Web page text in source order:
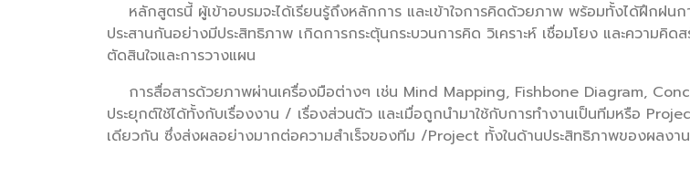
หลักสูตรนี้ ผู้เข้าอบรมจะได้เรียนรู้ถึงหลักการ และเข้าใจการคิดด้วยภาพ พร้อมทั้งได้ฝึกฝน
ประสานกันอย่างมีประสิทธิภาพ เกิดการกระตุ้นกระบวนการคิด วิเคราะห์ เชื่อมโยง และความ
ตัดสินใจและการวางแผน
การสื่อสารด้วยภาพผ่านเครื่องมือต่างๆ เช่น Mind Mapping, Fishbone Diagram,
ประยุกต์ใช้ได้ทั้งกับเรื่องงาน / เรื่องส่วนตัว และเมื่อถูกนำมาใช้กับการทำงานเป็นทีมหรือ
เดียวกัน ซึ่งส่งผลอย่างมากต่อความสำเร็จของทีม /Project ทั้งในด้านประสิทธิภาพของผลงาน